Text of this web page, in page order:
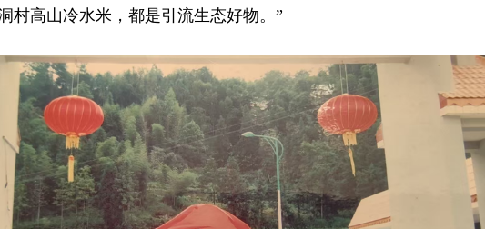
村高山冷水米，都是引流生态好物。”